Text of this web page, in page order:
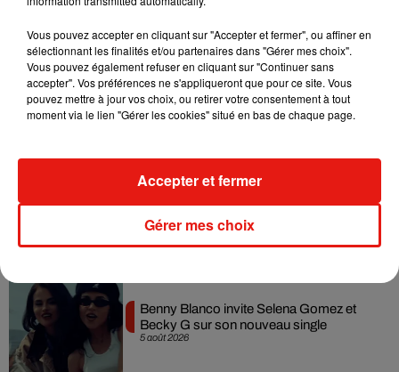
7 août 2026
Tayc et Didi B dévoilent le single le plus
dansant de l’année
7 août 2026
Angèle et Amélie Lens dévoilent leur
collaboration tant attendue
5 août 2026
Benny Blanco invite Selena Gomez et
Becky G sur son nouveau single
Vous pouvez accepter en cliquant sur "Accepter et fermer", ou affiner en
sélectionnant les finalités et/ou partenaires dans "Gérer mes choix".
Vous pouvez également refuser en cliquant sur "Continuer sans
accepter". Vos préférences ne s'appliqueront que pour ce site. Vous
pouvez mettre à jour vos choix, ou retirer votre consentement à tout
moment via le lien "Gérer les cookies" situé en bas de chaque page.
Gérer mes choix
Accepter et fermer